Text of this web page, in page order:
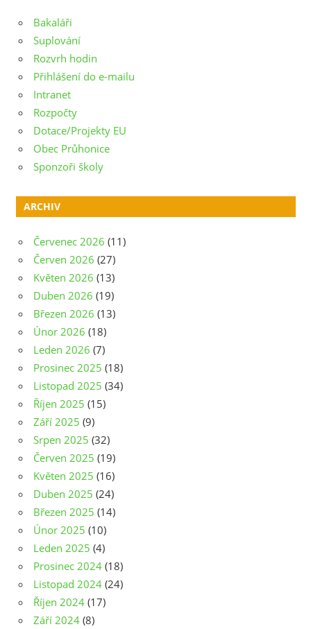
Bakaláři
Suplování
Rozvrh hodin
Přihlášení do e-mailu
Intranet
Rozpočty
Dotace/Projekty EU
Obec Průhonice
Sponzoři školy
ARCHIV
Červenec 2026 (11)
Červen 2026 (27)
Květen 2026 (13)
Duben 2026 (19)
Březen 2026 (13)
Únor 2026 (18)
Leden 2026 (7)
Prosinec 2025 (18)
Listopad 2025 (34)
Říjen 2025 (15)
Září 2025 (9)
Srpen 2025 (32)
Červen 2025 (19)
Květen 2025 (16)
Duben 2025 (24)
Březen 2025 (14)
Únor 2025 (10)
Leden 2025 (4)
Prosinec 2024 (18)
Listopad 2024 (24)
Říjen 2024 (17)
Září 2024 (8)